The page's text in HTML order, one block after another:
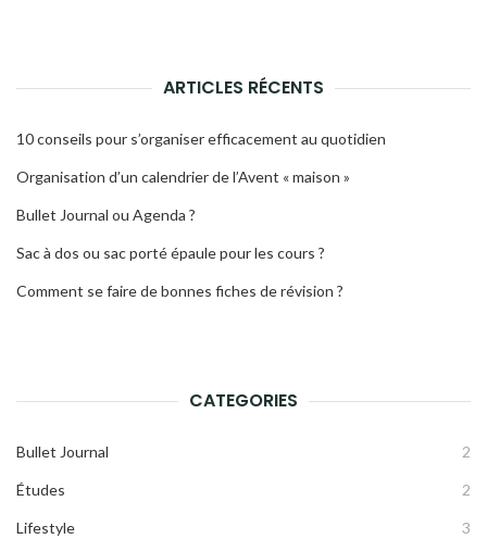
ARTICLES RÉCENTS
10 conseils pour s’organiser efficacement au quotidien
Organisation d’un calendrier de l’Avent « maison »
Bullet Journal ou Agenda ?
Sac à dos ou sac porté épaule pour les cours ?
Comment se faire de bonnes fiches de révision ?
CATEGORIES
Bullet Journal 2
Études 2
Lifestyle 3